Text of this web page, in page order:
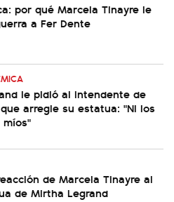
por qué Marcela Tinayre le
a Fer Dente
le pidió al intendente de
arregle su estatua: "Ni los
de Marcela Tinayre al
de Mirtha Legrand